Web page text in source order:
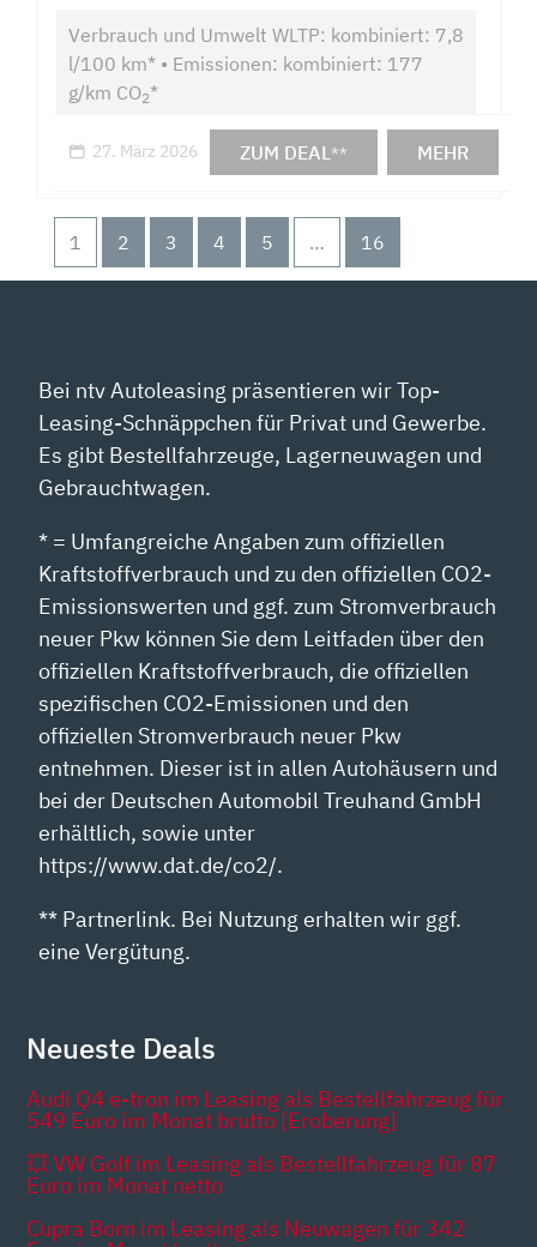
Verbrauch und Umwelt WLTP: kombiniert: 7,8
l/100 km* • Emissionen: kombiniert: 177
g/km CO2*
27. März 2026 ZUM DEAL ** MEHR
1 2 3 4 5 … 16
Bei ntv Autoleasing präsentieren wir Top-
Leasing-Schnäppchen für Privat und Gewerbe.
Es gibt Bestellfahrzeuge, Lagerneuwagen und
Gebrauchtwagen.
* = Umfangreiche Angaben zum offiziellen
Kraftstoffverbrauch und zu den offiziellen CO2-
Emissionswerten und ggf. zum Stromverbrauch
neuer Pkw können Sie dem Leitfaden über den
offiziellen Kraftstoffverbrauch, die offiziellen
spezifischen CO2-Emissionen und den
offiziellen Stromverbrauch neuer Pkw
entnehmen. Dieser ist in allen Autohäusern und
bei der Deutschen Automobil Treuhand GmbH
erhältlich, sowie unter
https://www.dat.de/co2/.
** Partnerlink. Bei Nutzung erhalten wir ggf.
eine Vergütung.
Neueste Deals
Audi Q4 e-tron im Leasing als Bestellfahrzeug für
549 Euro im Monat brutto [Eroberung]
💥 VW Golf im Leasing als Bestellfahrzeug für 87
Euro im Monat netto
Cupra Born im Leasing als Neuwagen für 342